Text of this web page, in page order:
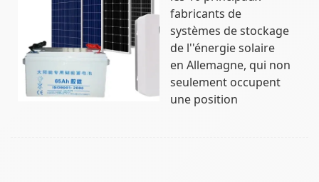
fabricants de
systèmes de stockage
de l''énergie solaire
en Allemagne, qui non
seulement occupent
une position